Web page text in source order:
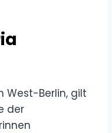
West-Berlin, gilt
der